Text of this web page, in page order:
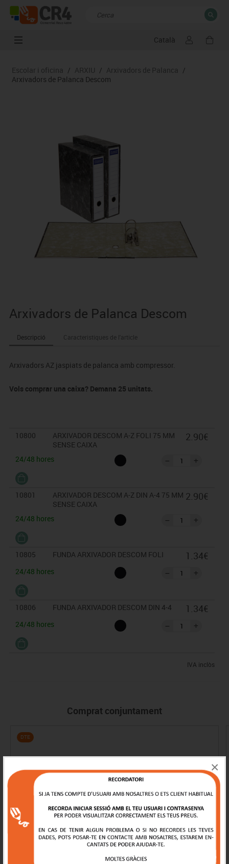
×
Català
Resultats de la recerca TANCAR
Escolar i oficina / ARXIU / Arxivadors de Palanca /
Arxivadors de Palanca Descom
Arxivadors de Palanca Descom
Descripció Caracteristiques de l'article
Arxivadors AZ jaspiats de palanca amb compressor.
Vols comprar una caixa? Demana 25 unitats.
10800
ARXIVADOR DESCOM A-Z FOLI 75 MM
SENSE CAIXA
24/48 hores
2.90€
10801
ARXIVADOR DESCOM A-Z DIN A-4 75 MM
SENSE CAIXA
24/48 hores
2.90€
10805
FUNDA ARXIVADOR DESCOM FOLI
24/48 hores
1.34€
10806
FUNDA ARXIVADOR DESCOM DIN 4-4
24/48 hores
1.34€
IVA inclòs
Comprat conjuntament
DTE